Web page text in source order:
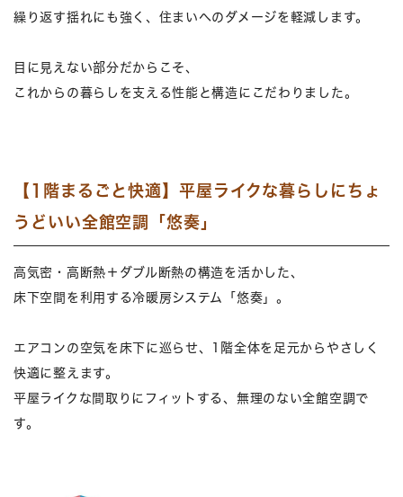
繰り返す揺れにも強く、住まいへのダメージを軽減します。
目に見えない部分だからこそ、
これからの暮らしを支える性能と構造にこだわりました。
【1階まるごと快適】平屋ライクな暮らしにちょ
うどいい全館空調「悠奏」
高気密・高断熱＋ダブル断熱の構造を活かした、
床下空間を利用する冷暖房システム「悠奏」。
エアコンの空気を床下に巡らせ、1階全体を足元からやさしく
快適に整えます。
平屋ライクな間取りにフィットする、無理のない全館空調で
す。